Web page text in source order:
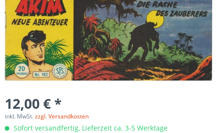
12,00 € *
inkl. MwSt.zzgl. Versandkosten
Sofort versandfertig, Lieferzeit ca. 3-5 Werktage